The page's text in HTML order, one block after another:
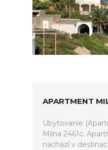
APARTMENT
Ubytovanie
Milna 2461c.
nachází v